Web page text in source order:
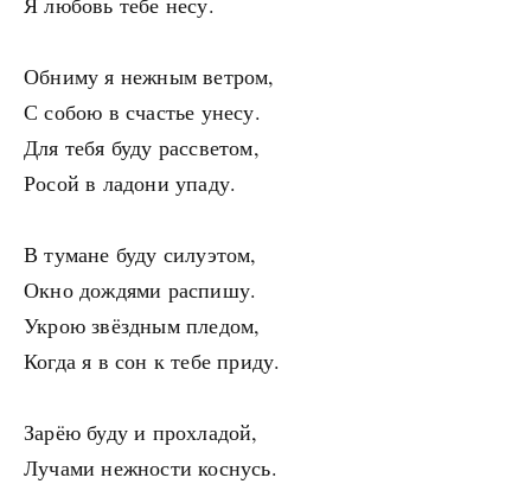
Обниму я нежным ветром,
С собою в счастье унесу.
Для тебя буду рассветом,
Росой в ладони упаду.
В тумане буду силуэтом,
Окно дождями распишу.
Укрою звёздным пледом,
Когда я в сон к тебе приду.
Зарёю буду и прохладой,
Лучами нежности коснусь.